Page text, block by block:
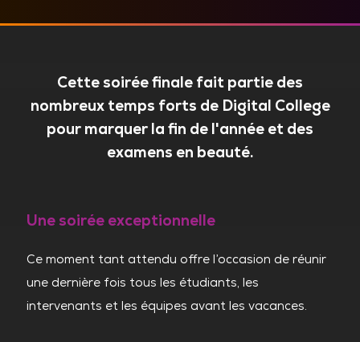
Cette soirée finale fait partie des
nombreux temps forts de Digital College
pour marquer la fin de l'année et des
examens en beauté.
Une soirée exceptionnelle
Ce moment tant attendu offre l’occasion de réunir
une dernière fois tous les étudiants, les
intervenants et les équipes avant les vacances.